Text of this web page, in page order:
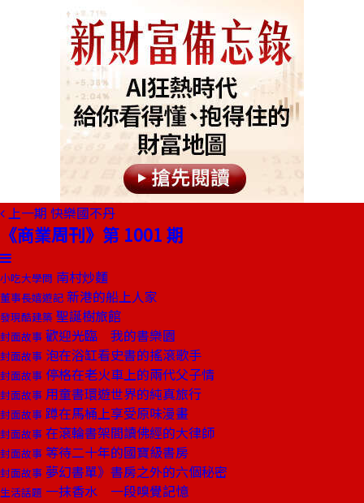
上一期 快樂國不丹
《商業周刊》第 1001 期
小吃大學問 南村炒麵
董事長嬉遊記 新港的船上人家
發現酷建築 聖誕樹旅館
封面故事 歡迎光臨 我的書樂園
封面故事 泡在浴缸看史書的搖滾歌手
封面故事 停格在老火車上的兩代父子情
封面故事 用童書環遊世界的純真旅行
封面故事 蹲在馬桶上享受原味漫畫
封面故事 在滾輪書架間讀佛經的大律師
封面故事 等待二十年的國寶級書房
封面故事 夢幻書單》書房之外的六個秘密
生活話題 一抹香水 一段嗅覺記憶